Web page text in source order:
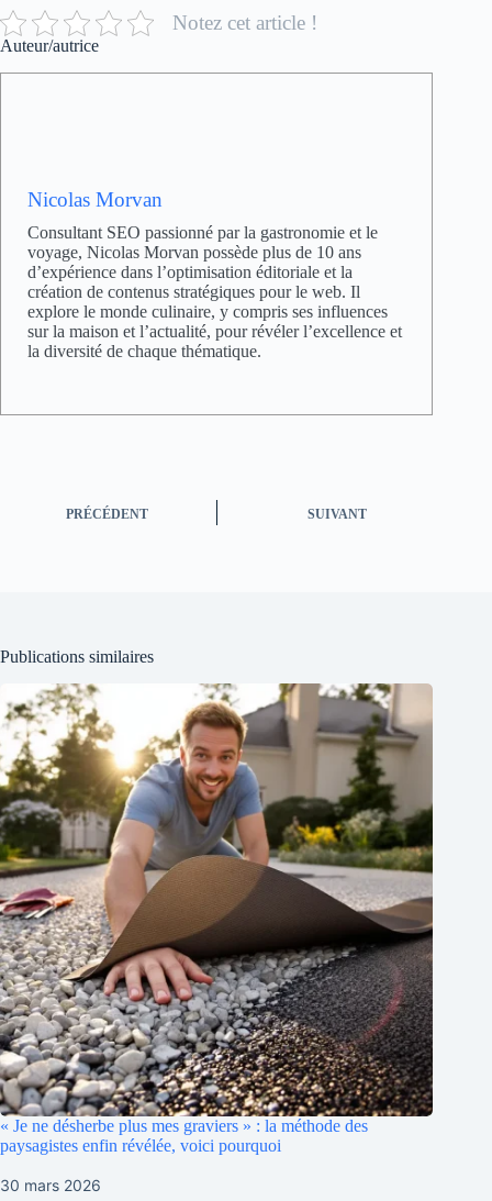
Notez cet article !
Auteur/autrice
Nicolas Morvan
Consultant SEO passionné par la gastronomie et le
voyage, Nicolas Morvan possède plus de 10 ans
d’expérience dans l’optimisation éditoriale et la
création de contenus stratégiques pour le web. Il
explore le monde culinaire, y compris ses influences
sur la maison et l’actualité, pour révéler l’excellence et
la diversité de chaque thématique.
PRÉCÉDENT SUIVANT
Publications similaires
« Je ne désherbe plus mes graviers » : la méthode des
paysagistes enfin révélée, voici pourquoi
30 mars 2026